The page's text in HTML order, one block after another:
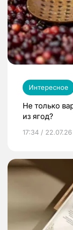
Интересное
Не только
из ягод?
17:34 / 22.07.26